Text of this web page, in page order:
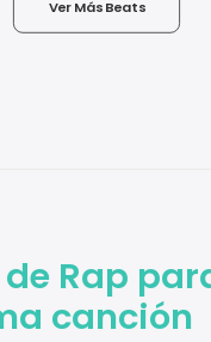
Ver Más Beats
de Rap
canción